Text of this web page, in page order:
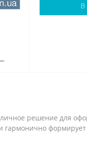
В
решение для